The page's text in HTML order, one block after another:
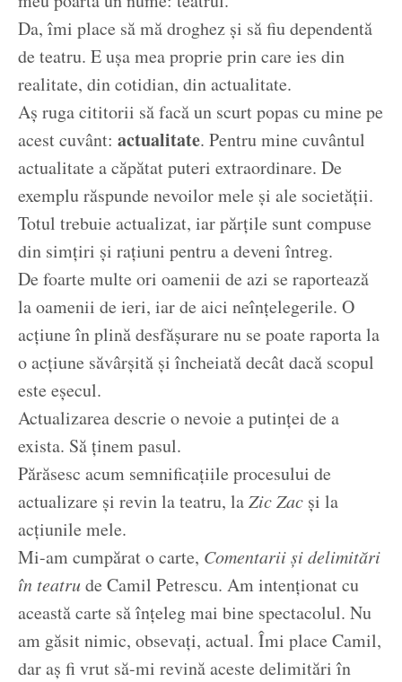
Da, îmi place să mă droghez și să fiu dependentă
de teatru. E ușa mea proprie prin care ies din
realitate, din cotidian, din actualitate.
Aș ruga cititorii să facă un scurt popas cu mine pe
acest cuvânt: actualitate. Pentru mine cuvântul
actualitate a căpătat puteri extraordinare. De
exemplu răspunde nevoilor mele și ale societății.
Totul trebuie actualizat, iar părțile sunt compuse
din simțiri și rațiuni pentru a deveni întreg.
De foarte multe ori oamenii de azi se raportează
la oamenii de ieri, iar de aici neînțelegerile. O
acțiune în plină desfășurare nu se poate raporta la
o acțiune săvârșită și încheiată decât dacă scopul
este eșecul.
Actualizarea descrie o nevoie a putinței de a
exista. Să ținem pasul.
Părăsesc acum semnificațiile procesului de
actualizare și revin la teatru, laZic Zac și la
acțiunile mele.
Mi-am cumpărat o carte, Comentarii și delimitări
în teatrude Camil Petrescu. Am intenționat cu
această carte să înțeleg mai bine spectacolul. Nu
am găsit nimic, obsevați, actual. Îmi place Camil,
dar aș fi vrut să-mi revină aceste delimitări în